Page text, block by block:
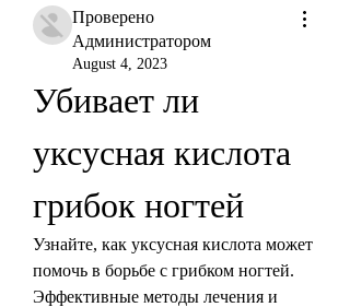
Проверено
Администратором
August 4, 2023
Убивает ли
уксусная кислота
грибок ногтей
Узнайте, как уксусная кислота может
помочь в борьбе с грибком ногтей.
Эффективные методы лечения и